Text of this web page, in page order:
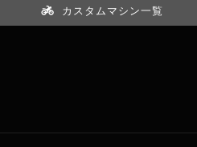
カスタムマシン一覧